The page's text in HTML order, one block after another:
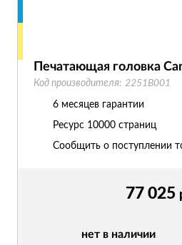
77 025
нет в наличии
Печатающая головка
Код производителя: 2251B001
6 месяцев гарантии
Ресурс 10000 страниц
Сообщить о поступлении